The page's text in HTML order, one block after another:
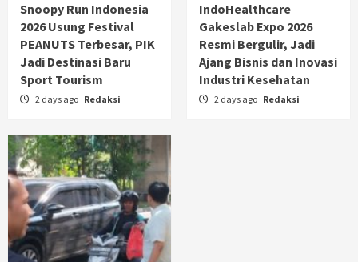
Snoopy Run Indonesia
2026 Usung Festival
PEANUTS Terbesar, PIK
Jadi Destinasi Baru
Sport Tourism
2 days ago Redaksi
IndoHealthcare
Gakeslab Expo 2026
Resmi Bergulir, Jadi
Ajang Bisnis dan Inovasi
Industri Kesehatan
2 days ago Redaksi